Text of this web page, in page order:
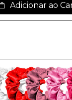
Adicionar ao